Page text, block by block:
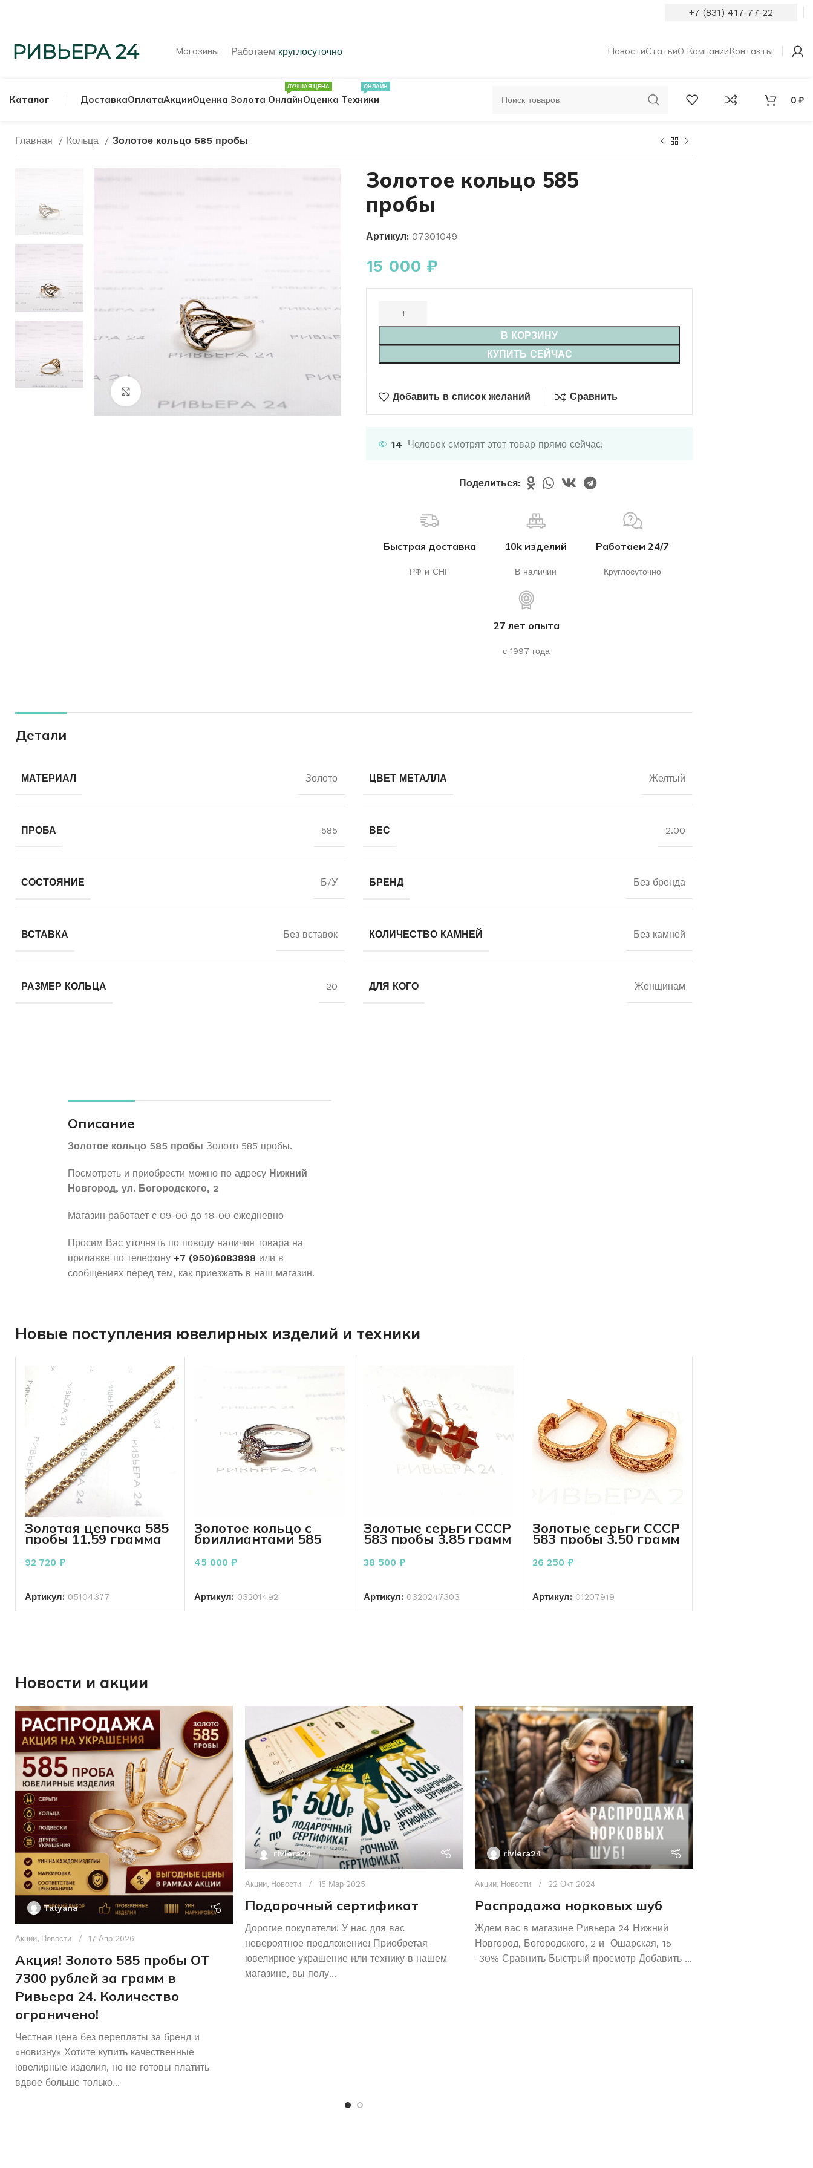
+7 (831) 417-77-22
Магазины Работаем круглосуточно НовостиСтатьиО КомпанииКонтакты
Каталог
МУЖСКИЕ КОЛЬЦА ПЕЧАТКИ КОЛЬЦА 583 ПРОБЫ
ОБРУЧАЛЬНЫЕ
КОЛЬЦА С
ДоставкаОплатаАкцииОценка Золота Онлайн
ЛУЧШАЯ ЦЕНА
Оценка Техники
ОНЛАЙН
0 ₽
Главная Кольца Золотое кольцо 585 пробы
Нажмите, чтобы увеличить
Золотое кольцо 585
пробы
Артикул: 07301049
15 000 ₽
В КОРЗИНУ
КУПИТЬ СЕЙЧАС
Добавить в список желаний Сравнить
14 Человек смотрят этот товар прямо сейчас!
Поделиться:
Быстрая доставка
РФ и СНГ
10k изделий
В наличии
Работаем 24/7
Круглосуточно
27 лет опыта
с 1997 года
Детали
МАТЕРИАЛ Золото ЦВЕТ МЕТАЛЛА Желтый
ПРОБА 585 ВЕС 2.00
СОСТОЯНИЕ Б/У БРЕНД Без бренда
ВСТАВКА Без вставок КОЛИЧЕСТВО КАМНЕЙ Без камней
РАЗМЕР КОЛЬЦА 20 ДЛЯ КОГО Женщинам
Описание
Золотое кольцо 585 пробы Золото 585 пробы.
Посмотреть и приобрести можно по адресу Нижний
Новгород, ул. Богородского, 2
Магазин работает с 09-00 до 18-00 ежедневно
Просим Вас уточнять по поводу наличия товара на
прилавке по телефону +7 (950)6083898 или в
сообщениях перед тем, как приезжать в наш магазин.
Новые поступления ювелирных изделий и техники
Золотая цепочка 585
пробы 11,59 грамма
52 см
92 720 ₽
Артикул: 05104377
Золотое кольцо с
бриллиантами 585
пробы 2.29 грамм
45 000 ₽
Артикул: 03201492
Золотые серьги СССР
583 пробы 3.85 грамм
38 500 ₽
Артикул: 0320247303
Золотые серьги СССР
583 пробы 3.50 грамм
26 250₽
Артикул: 01207919
Новости и акции
Tatyana
Акции, Новости 17 Апр 2026
Акция! Золото 585 пробы ОТ
7300 рублей за грамм в
Ривьера 24. Количество
ограничено!
Честная цена без переплаты за бренд и
«новизну» Хотите купить качественные
ювелирные изделия, но не готовы платить
вдвое больше только...
riviera24
Акции, Новости 15 Мар 2025
Подарочный сертификат
Дорогие покупатели! У нас для вас
невероятное предложение! Приобретая
ювелирное украшение или технику в нашем
магазине, вы полу...
riviera24
Акции, Новости 22 Окт 2024
Распродажа норковых шуб
Ждем вас в магазине Ривьера 24 Нижний
Новгород, Богородского, 2 и Ошарская, 15
-30% Сравнить Быстрый просмотр Добавить ...